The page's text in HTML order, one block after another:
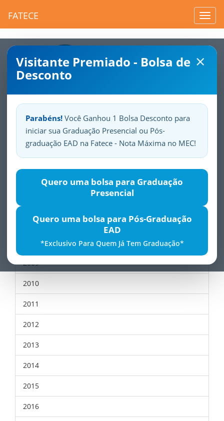
FATECE
×
Visitante Premiado - Bolsa de
Desconto
Parabéns! Você Ganhou 1 Bolsa Desconto para
iniciar sua Graduação Presencial ou Pós-
graduação EAD na Fatece - Nota Máxima no MEC!
Quero uma bolsa para Graduação
Presencial
Quero uma bolsa para Pós-Graduação
EAD
*Exclusivo Para Quem Já Tem Graduação*
SuaFatece.Seuorgulho.
Projetos de Avaliação
Institucional
Projetos de Avaliação Institucional
2009
2010
2011
2012
2013
2014
2015
2016